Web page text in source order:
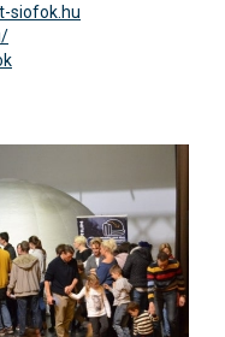
siofok.hu